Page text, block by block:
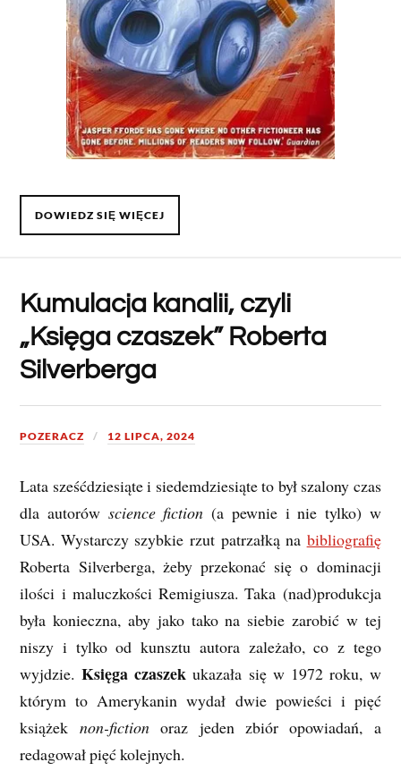
DOWIEDZ SIĘ WIĘCEJ
Kumulacja kanalii, czyli
„Księga czaszek” Roberta
Silverberga
POZERACZ 12 LIPCA, 2024
Lata sześćdziesiąte i siedemdziesiąte to był szalony czas
dla autorów science fiction (a pewnie i nie tylko) w
USA. Wystarczy szybkie rzut patrzałką na bibliografię
Roberta Silverberga, żeby przekonać się o dominacji
ilości i maluczkości Remigiusza. Taka (nad)produkcja
była konieczna, aby jako tako na siebie zarobić w tej
niszy i tylko od kunsztu autora zależało, co z tego
wyjdzie. Księga czaszek ukazała się w 1972 roku, w
którym to Amerykanin wydał dwie powieści i pięć
książek non-fictionoraz jeden zbiór opowiadań, a
redagował pięć kolejnych.